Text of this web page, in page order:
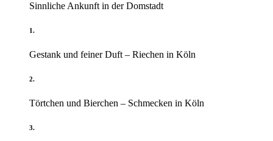
Sinnliche Ankunft in der Domstadt
1.
Gestank und feiner Duft – Riechen in Köln
2.
Törtchen und Bierchen – Schmecken in Köln
3.